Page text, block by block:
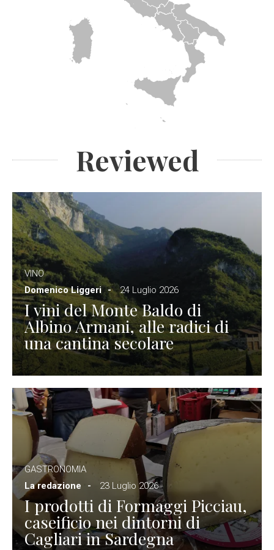
Reviewed
VINO
Domenico Liggeri
24 Luglio 2026
I vini del Monte Baldo di
Albino Armani, alle radici di
una cantina secolare
GASTRONOMIA
La redazione
23 Luglio 2026
I prodotti di Formaggi Picciau,
caseificio nei dintorni di
Cagliari in Sardegna